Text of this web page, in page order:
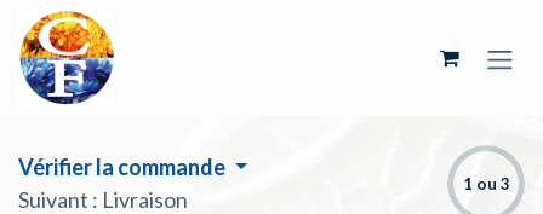
Se rendre au contenu
Vérifier la commande
Suivant : Livraison
1 ou 3